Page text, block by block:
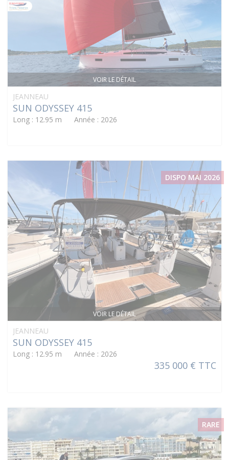
VOIR LE DÉTAIL
JEANNEAU
SUN ODYSSEY 415
Long : 12.95 m Année : 2026
VOIR LE DÉTAIL
DISPO MAI 2026
JEANNEAU
SUN ODYSSEY 415
Long : 12.95 m Année : 2026
335 000 € TTC
RARE